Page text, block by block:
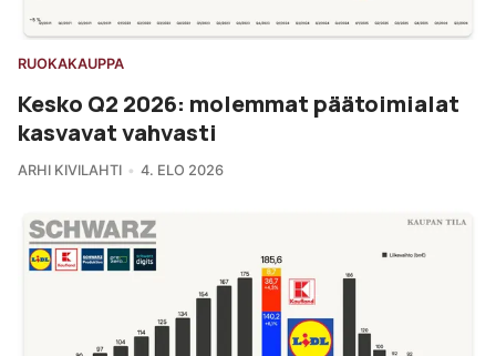
RUOKAKAUPPA
Kesko Q2 2026: molemmat päätoimialat
kasvavat vahvasti
ARHI KIVILAHTI 4. ELO 2026